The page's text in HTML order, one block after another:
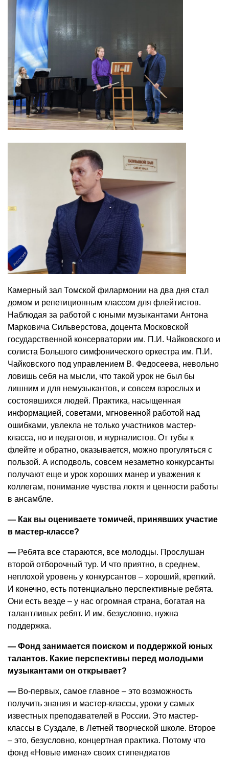
Камерный зал Томской филармонии на два дня стал
домом и репетиционным классом для флейтистов.
Наблюдая за работой с юными музыкантами Антона
Марковича Сильверстова, доцента Московской
государственной консерватории им. П.И. Чайковского и
солиста Большого симфонического оркестра им. П.И.
Чайковского под управлением В. Федосеева, невольно
ловишь себя на мысли, что такой урок не был бы
лишним и для немузыкантов, и совсем взрослых и
состоявшихся людей. Практика, насыщенная
информацией, советами, мгновенной работой над
ошибками, увлекла не только участников мастер-
класса, но и педагогов, и журналистов. От тубы к
флейте и обратно, оказывается, можно прогуляться с
пользой. А исподволь, совсем незаметно конкурсанты
получают еще и урок хороших манер и уважения к
коллегам, понимание чувства локтя и ценности работы
в ансамбле.
— Как вы оцениваете томичей, принявших участие
в мастер-классе?
— Ребята все стараются, все молодцы. Прослушан
второй отборочный тур. И что приятно, в среднем,
неплохой уровень у конкурсантов – хороший, крепкий.
И конечно, есть потенциально перспективные ребята.
Они есть везде – у нас огромная страна, богатая на
талантливых ребят. И им, безусловно, нужна
поддержка.
— Фонд занимается поиском и поддержкой юных
талантов. Какие перспективы перед молодыми
музыкантами он открывает?
— Во-первых, самое главное – это возможность
получить знания и мастер-классы, уроки у самых
известных преподавателей в России. Это мастер-
классы в Суздале, в Летней творческой школе. Второе
– это, безусловно, концертная практика. Потому что
фонд «Новые имена» своих стипендиатов